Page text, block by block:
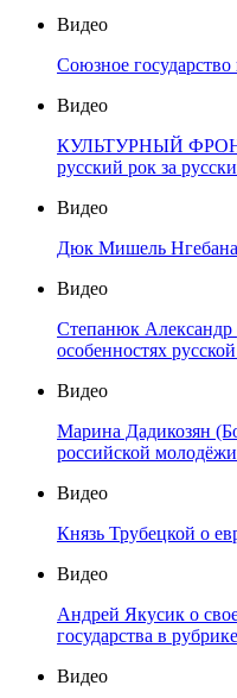
Видео
Союзное
Видео
КУЛЬТУРНЫЙ
русский рок за
Видео
Дюк Мишель Нгебана
Видео
Степанюк Александр
особенностях
Видео
Марина Дадикозян
российской
Видео
Князь Трубецкой о
Видео
Андрей Якусик о
государства в
Видео